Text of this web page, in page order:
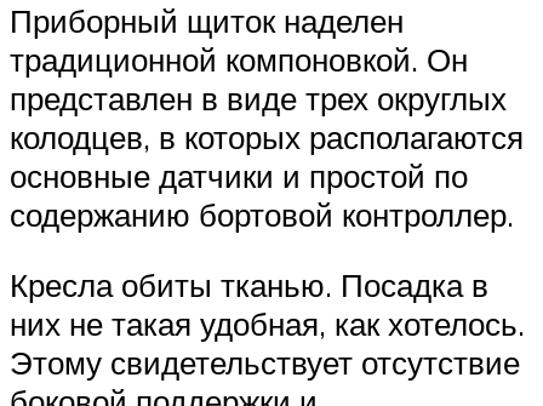
Приборный щиток наделен
традиционной компоновкой. Он
представлен в виде трех округлых
колодцев, в которых располагаются
основные датчики и простой по
содержанию бортовой контроллер.
Кресла обиты тканью. Посадка в
них не такая удобная, как хотелось.
Этому свидетельствует отсутствие